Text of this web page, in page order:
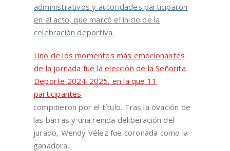
administrativos y autoridades participaron
en el acto, que marcó el inicio de la
celebración deportiva.
Uno de los momentos más emocionantes
de la jornada fue la elección de la Señorita
Deporte 2024-2025, en la que 11
participantes
compitieron por el título. Tras la ovación de
las barras y una reñida deliberación del
jurado, Wendy Vélez fue coronada como la
ganadora.